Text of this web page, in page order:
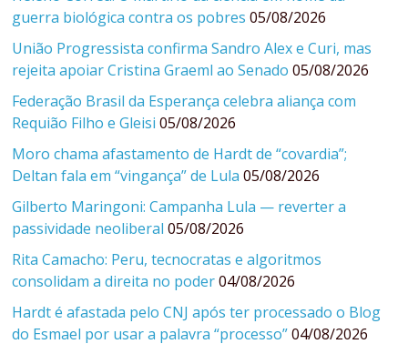
guerra biológica contra os pobres 05/08/2026
União Progressista confirma Sandro Alex e Curi, mas
rejeita apoiar Cristina Graeml ao Senado 05/08/2026
Federação Brasil da Esperança celebra aliança com
Requião Filho e Gleisi 05/08/2026
Moro chama afastamento de Hardt de “covardia”;
Deltan fala em “vingança” de Lula 05/08/2026
Gilberto Maringoni: Campanha Lula — reverter a
passividade neoliberal 05/08/2026
Rita Camacho: Peru, tecnocratas e algoritmos
consolidam a direita no poder 04/08/2026
Hardt é afastada pelo CNJ após ter processado o Blog
do Esmael por usar a palavra “processo” 04/08/2026